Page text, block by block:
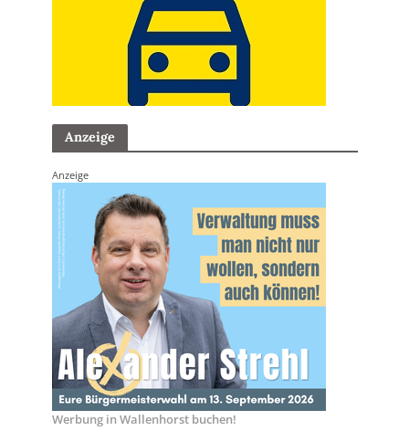
Anzeige
Anzeige
Werbung in Wallenhorst buchen!